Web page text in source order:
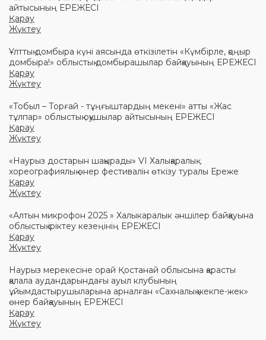
айтысының ЕРЕЖЕСІ
Қарау
Жүктеу
Ұлттық домбыра күні аясында өткізілетін «Күмбірле, қоңыр
домбыра!» облыстық домбырашылар байқауының ЕРЕЖЕСІ
Қарау
Жүктеу
«Тобыл – Торғай - тұңғыштардың мекені» атты «Жас
тұлпар» облыстық оқушылар айтысының ЕРЕЖЕСІ
Қарау
Жүктеу
«Наурыз достарын шақырады» VI Халықаралық
хореографиялық өнер фестивалін өткізу туралы Ереже
Қарау
Жүктеу
«Алтын микрофон 2025 » Халыкаралык әншілер байқауына
облыстық іріктеу кезеңінің ЕРЕЖЕСІ
Қарау
Жүктеу
Наурыз мерекесіне орай Қостанай облысына қарасты
қалала аудандарындағы ауыл клубының
ұйымдастырушыларына арналған «Сахналық жекпе-жек»
өнер байқауының ЕРЕЖЕСІ
Қарау
Жүктеу